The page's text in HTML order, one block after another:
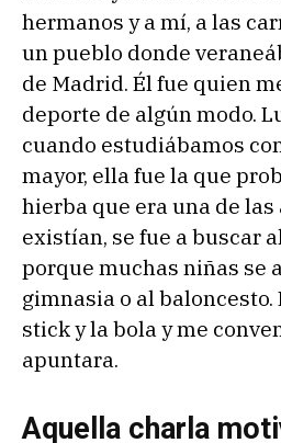
hermanos y a mí, a las
un pueblo donde
de Madrid. Él fue quien
deporte de algún modo.
cuando estudiábamos
mayor, ella fue la que
hierba que era una de
existían, se fue a buscar
porque muchas niñas se
gimnasia o al
stick y la bola y me
apuntara.
Aquella charla